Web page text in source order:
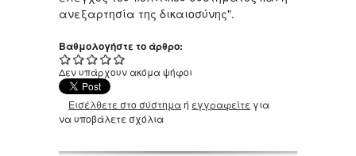
ανεξαρτησία της δικαιοσύνης".
Βαθμολογήστε το άρθρο:
Δεν υπάρχουν ακόμα ψήφοι
Εισέλθετε στο σύστημαή εγγραφείτε για
να υποβάλετε σχόλια